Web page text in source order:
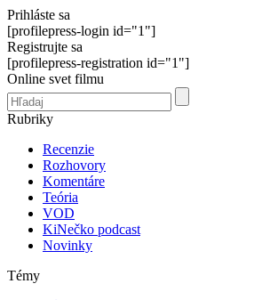
Prihláste sa
[profilepress-login id="1"]
Registrujte sa
[profilepress-registration id="1"]
Online svet filmu
Rubriky
Recenzie
Rozhovory
Komentáre
Teória
VOD
KiNečko podcast
Novinky
Témy